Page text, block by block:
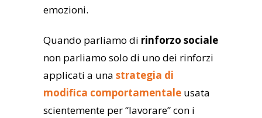
emozioni.
Quando parliamo di rinforzo sociale
non parliamo solo di uno dei rinforzi
applicati a una strategia di
modifica comportamentale usata
scientemente per “lavorare” con i